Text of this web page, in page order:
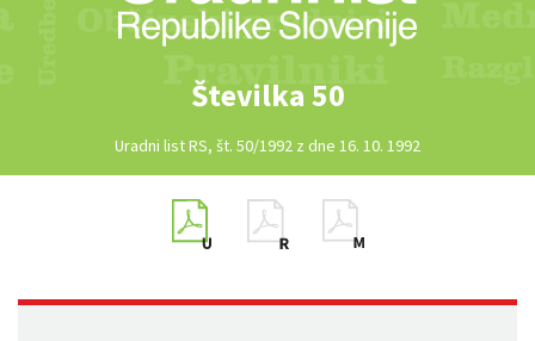
Številka 50
Uradni list RS, št. 50/1992 z dne 16. 10. 1992